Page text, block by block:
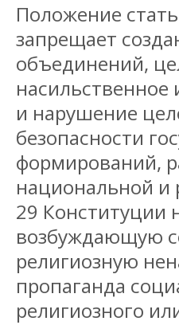
Положение
запрещает
объединений,
насильственное
и нарушение
безопасности
формирований,
национальной и
29 Конституции
возбуждающую
религиозную
пропаганда
религиозного